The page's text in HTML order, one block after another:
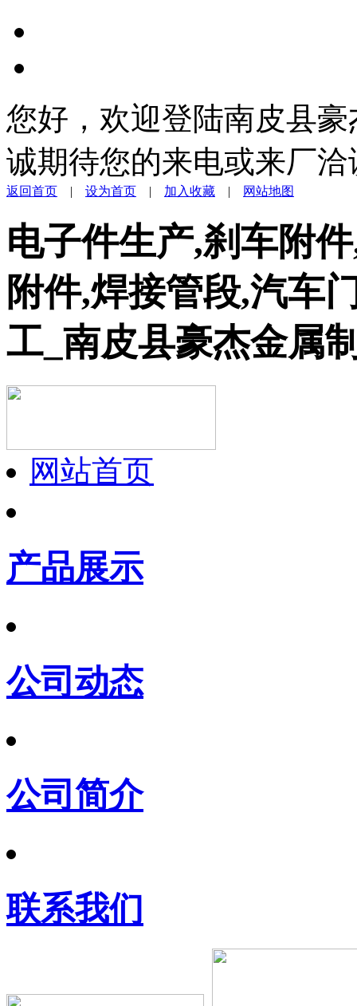
您好，欢迎登陆南皮县
诚期待您的来电或来厂洽
返回首页 | 设为首页 | 加入收藏 | 网站地图
电子件生产,刹车附
附件,焊接管段,汽车
工_南皮县豪杰金属
网站首页
产品展示
公司动态
公司简介
联系我们